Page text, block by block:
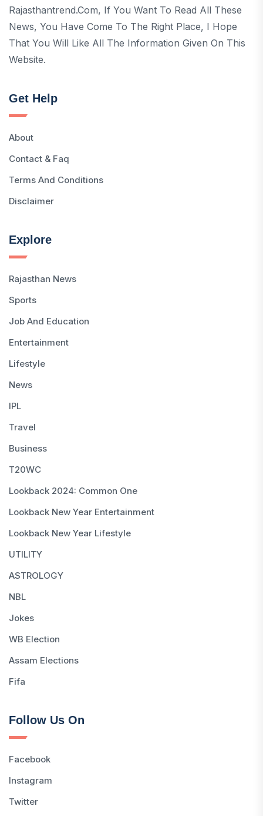
Rajasthantrend.com, If You Want To Read All These
News, You Have Come To The Right Place, I Hope
That You Will Like All The Information Given On This
Website.
Get Help
About
Contact & Faq
Terms And Conditions
Disclaimer
Explore
Rajasthan News
Sports
Job And Education
Entertainment
Lifestyle
News
IPL
Travel
Business
T20WC
Lookback 2024: Common One
Lookback New Year Entertainment
Lookback New Year Lifestyle
UTILITY
ASTROLOGY
NBL
Jokes
WB Election
Assam Elections
Fifa
Follow Us On
Facebook
Instagram
Twitter